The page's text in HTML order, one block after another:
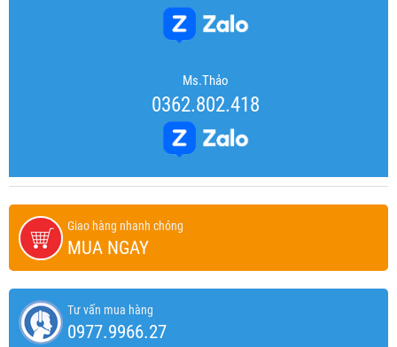
Ms.Thảo
0362.802.418
Giao hàng nhanh chóng
MUA NGAY
Tư vấn mua hàng
0977.9966.27